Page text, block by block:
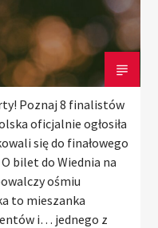
Poznaj 8 finalistów
oficjalnie ogłosiła
się do finałowego
bilet do Wiednia na
ośmiu
to mieszanka
i… jednego z